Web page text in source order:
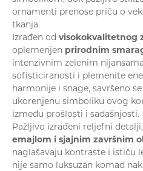
Narukvice
Prstenje
ornamenti prenose priču o
tkanja.
Izrađen od visokokvalitetnog
oplemenjen prirodnim
intenzivnim zelenim
sofisticiranosti i plemenite
harmonije i snage, savršeno
ukorenjenu simboliku ovog
između prošlosti i sadašnjosti.
Pažljivo izrađeni reljefni
emajlom i sjajnim završnim
naglašavaju kontraste i ističu
nije samo luksuzan komad